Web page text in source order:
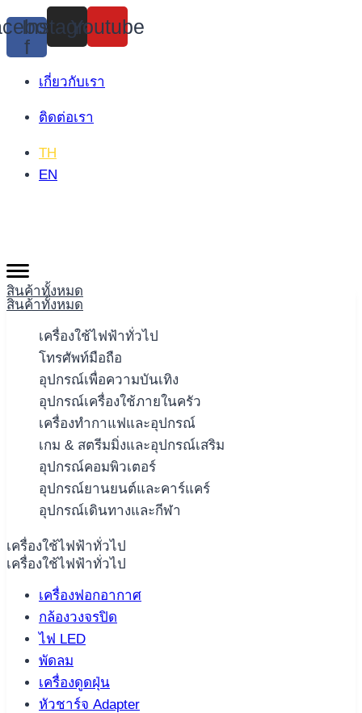
Skip
to
content
f
Instagram
Youtube
เกี่ยวกับเรา
ติดต่อเรา
TH
EN
สินค้าทั้งหมด
สินค้าทั้งหมด
เครื่องใช้ไฟฟ้าทั่วไป
โทรศัพท์มือถือ
อุปกรณ์เพื่อความบันเทิง
อุปกรณ์เครื่องใช้ภายในครัว
เครื่องทำกาแฟและอุปกรณ์
เกม & สตรีมมิ่งและอุปกรณ์เสริม
อุปกรณ์คอมพิวเตอร์
อุปกรณ์ยานยนต์และคาร์แคร์
อุปกรณ์เดินทางและกีฬา
เครื่องใช้ไฟฟ้าทั่วไป
เครื่องใช้ไฟฟ้าทั่วไป
เครื่องฟอกอากาศ
กล้องวงจรปิด
ไฟ LED
พัดลม
เครื่องดูดฝุ่น
หัวชาร์จ Adapter